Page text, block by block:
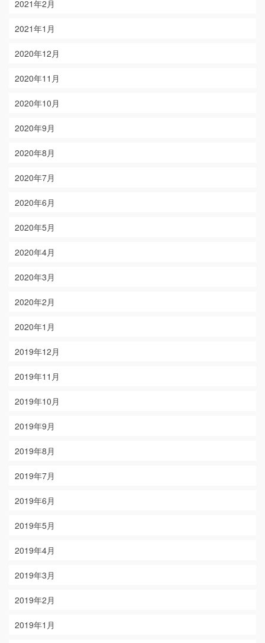
2021年2月
2021年1月
2020年12月
2020年11月
2020年10月
2020年9月
2020年8月
2020年7月
2020年6月
2020年5月
2020年4月
2020年3月
2020年2月
2020年1月
2019年12月
2019年11月
2019年10月
2019年9月
2019年8月
2019年7月
2019年6月
2019年5月
2019年4月
2019年3月
2019年2月
2019年1月